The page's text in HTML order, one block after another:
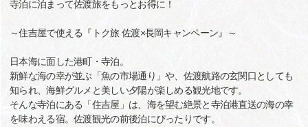
寺泊に泊まって佐渡旅をもっとお得に！
～住吉屋で使える『トク旅 佐渡×長岡キャンペーン』～
日本海に面した港町・寺泊。
新鮮な海の幸が並ぶ「魚の市場通り」や、佐渡航路の玄関口としても
知られ、海鮮グルメと美しい夕陽が楽しめる観光地です。
そんな寺泊にある「住吉屋」は、海を望む絶景と寺泊港直送の海の幸
を味わえる宿。佐渡観光の前後泊にぴったりです。